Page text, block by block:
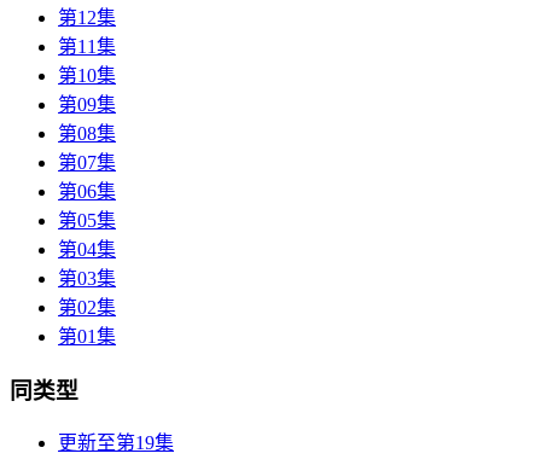
第12集
第11集
第10集
第09集
第08集
第07集
第06集
第05集
第04集
第03集
第02集
第01集
同类型
更新至第19集